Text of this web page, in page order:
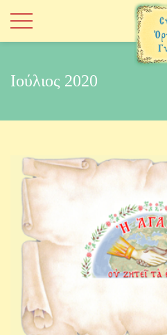
Ιούλιος 2020